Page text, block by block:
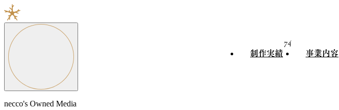
制作実績
74
事業内容
necco's Owned Media